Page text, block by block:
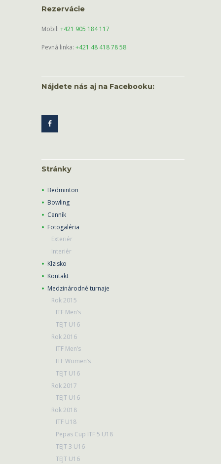
Rezervácie
Mobil: +421 905 184 117
Pevná linka: +421 48 418 78 58
Nájdete nás aj na Facebooku:
Stránky
Bedminton
Bowling
Cenník
Fotogaléria
Exteriér
Interiér
Klzisko
Kontakt
Medzinárodné turnaje
Rok 2015
ITF Men’s
TEJT U16
Rok 2016
ITF Men’s
ITF Women’s
TEJT U16
Rok 2017
TEJT U16
Rok 2018
ITF U18
Pepas Cup ITF 5 U18
TEJT 3 U16
TEJT U16